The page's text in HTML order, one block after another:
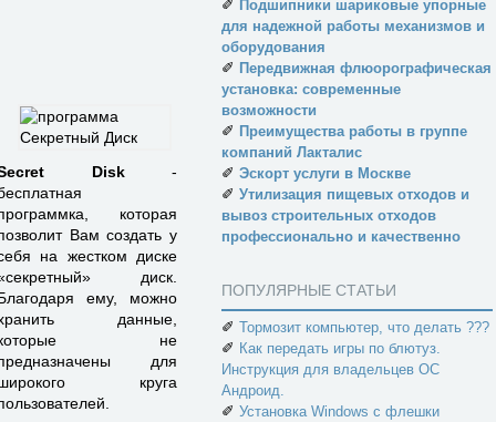
Disk-
которая
Вам создать у
на жестком диске
диск.
ему, можно
данные,
не
для
круга
✐ Подшипники шариковые упорные
для надежной работы механизмов и
оборудования
✐ Передвижная флюорографическая
установка: современные
возможности
✐ Преимущества работы в группе
компаний Лакталис
✐ Эскорт услуги в Москве
✐ Утилизация пищевых отходов и
вывоз строительных отходов
профессионально и качественно
ПОПУЛЯРНЫЕ СТАТЬИ
✐ Тормозит компьютер, что делать ???
✐ Как передать игры по блютуз.
Инструкция для владельцев ОС
Андроид.
✐ Установка Windows с флешки